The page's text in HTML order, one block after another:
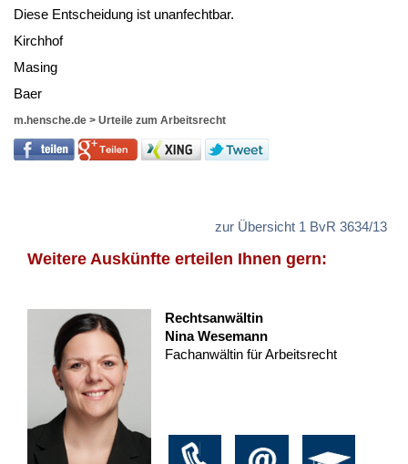
Die­se Ent­schei­dung ist un­an­fecht­bar.
Kirch­hof
Ma­sing
Ba­er
m.hensche.de > Urteile zum Arbeitsrecht
zur Übersicht 1 BvR 3634/13
Weitere Auskünfte erteilen Ihnen gern:
Rechtsanwältin
Nina Wesemann
Fachanwältin für Arbeitsrecht